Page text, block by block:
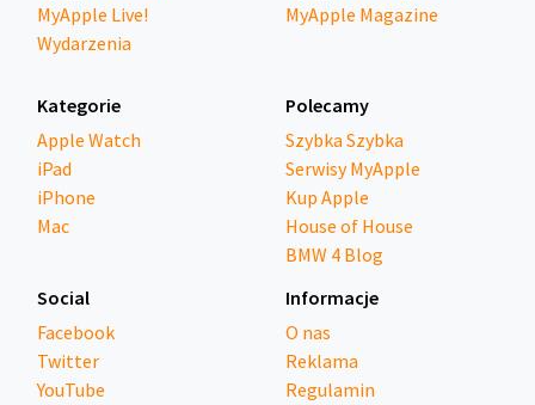
MyApple Live!
Wydarzenia
MyApple Magazine
Kategorie
Apple Watch
iPad
iPhone
Mac
Polecamy
Szybka Szybka
Serwisy MyApple
Kup Apple
House of House
BMW 4 Blog
Social
Facebook
Twitter
YouTube
Informacje
O nas
Reklama
Regulamin